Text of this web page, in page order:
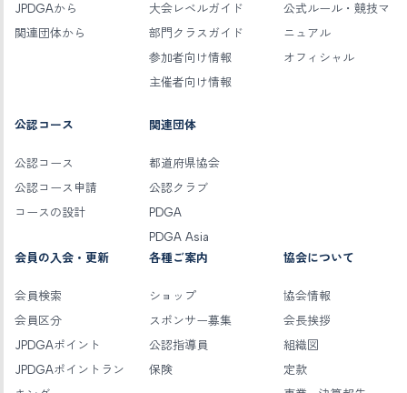
JPDGAから
関連団体から
大会レベルガイド
部門クラスガイド
参加者向け情報
主催者向け情報
公式ルール・競技マ
ニュアル
オフィシャル
公認コース
公認コース
公認コース申請
コースの設計
関連団体
都道府県協会
公認クラブ
PDGA
PDGA Asia
会員の入会・更新
会員検索
会員区分
JPDGAポイント
JPDGAポイントラン
各種ご案内
ショップ
スポンサー募集
公認指導員
保険
協会について
協会情報
会長挨拶
組織図
定款